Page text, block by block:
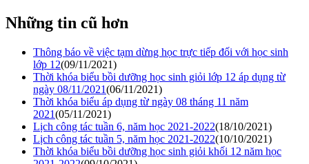
Những tin cũ hơn
Thông báo về việc tạm dừng học trực tiếp đối với học sinh
lớp 12(09/11/2021)
Thời khóa biểu bồi dưỡng học sinh giỏi lớp 12 áp dụng từ
ngày 08/11/2021(06/11/2021)
Thời khóa biểu áp dụng từ ngày 08 tháng 11 năm
2021(05/11/2021)
Lịch công tác tuần 6, năm học 2021-2022(18/10/2021)
Lịch công tác tuần 5, năm học 2021-2022(10/10/2021)
Thời khóa biểu bồi dưỡng học sinh giỏi khối 12 năm học